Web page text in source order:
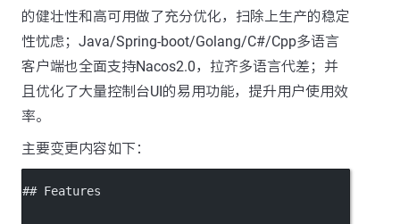
的健壮性和高可用做了充分优化，扫除上生产的稳定
性忧虑；Java/Spring-boot/Golang/C#/Cpp多语言
客户端也全面支持Nacos2.0，拉齐多语言代差；并
且优化了大量控制台UI的易用功能，提升用户使用效
率。
主要变更内容如下：
## Features